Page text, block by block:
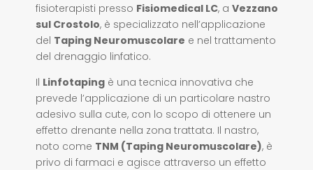
fisioterapisti presso Fisiomedical LC, a Vezzano
sul Crostolo, è specializzato nell’applicazione
del Taping Neuromuscolare e nel trattamento
del drenaggio linfatico.
Il Linfotapingè una tecnica innovativa che
prevede l’applicazione di un particolare nastro
adesivo sulla cute, con lo scopo di ottenere un
effetto drenante nella zona trattata. Il nastro,
noto come TNM (Taping Neuromuscolare), è
privo di farmaci e agisce attraverso un effetto